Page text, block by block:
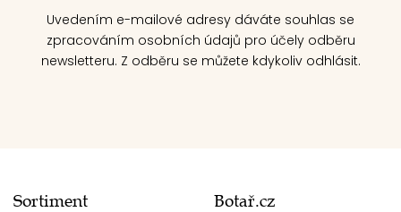
Uvedením e-mailové adresy dáváte souhlas se
zpracováním osobních údajů pro účely odběru
newsletteru. Z odběru se můžete kdykoliv odhlásit.
Sortiment Botař.cz